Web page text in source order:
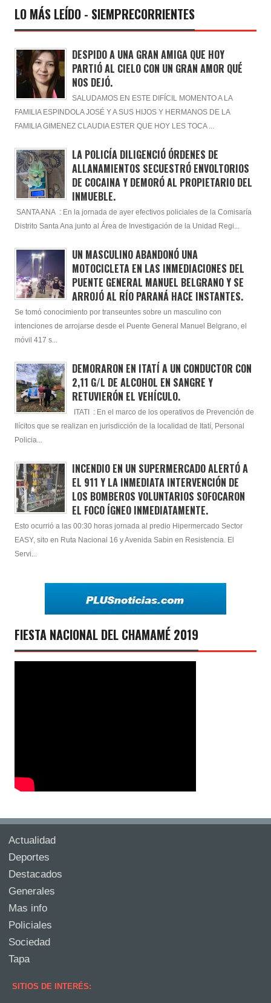
LO MÁS LEÍDO - SIEMPRECORRIENTES
DESPIDO A UNA GRAN AMIGA QUE HOY
PARTIÓ AL CIELO CON UN GRAN AMOR QUÉ
NOS DEJÓ.
SALUDAMOS EN ESTE DIFÍCIL MOMENTO A LA
FAMILIA ESPINDOLA JOSÉ Y A SUS HIJOS Y HERMANOS DE LA
FAMILIA GIMENEZ CLAUDIA ESTER QUE HOY LES TOCA ...
LA POLICÍA DILIGENCIÓ ÓRDENES DE
ALLANAMIENTOS SECUESTRÓ ENVOLTORIOS
DE COCAINA Y DEMORÓ AL PROPIETARIO DEL
INMUEBLE.
SANTA ANA : En la jornada de ayer efectivos policiales de la Comisaría
Distrito Santa Ana junto al Área de Investigación de la Unidad Regi...
UN MASCULINO ABANDONÓ UNA
MOTOCICLETA EN LAS INMEDIACIONES DEL
PUENTE GENERAL MANUEL BELGRANO Y SE
ARROJÓ AL RÍO PARANÁ HACE INSTANTES.
Se tomó conocimiento por transeuntes sobre un masculino con
intenciones de arrojarse desde el Puente General Manuel Belgrano, el
móvil 417 s...
DEMORARON EN ITATÍ A UN CONDUCTOR CON
2,11 G/L DE ALCOHOL EN SANGRE Y
RETUVIERÓN EL VEHÍCULO.
ITATI : En el marco de los operativos de Prevención de
Ilícitos que se realizan en jurisdicción de la localidad de Itatí, Personal
Policia...
INCENDIO EN UN SUPERMERCADO ALERTÓ A
EL 911 Y LA INMEDIATA INTERVENCIÓN DE
LOS BOMBEROS VOLUNTARIOS SOFOCARON
EL FOCO ÍGNEO INMEDIATAMENTE.
Esto ocurrió a las 00:30 horas jornada al predio Hipermercado Sector
EASY, sito en Ruta Nacional 16 y Avenida Sabin en Resistencia. El
Servi...
FIESTA NACIONAL DEL CHAMAMÉ 2019
Actualidad
Deportes
Destacados
Generales
Mas info
Policiales
Sociedad
Tapa
SITIOS DE INTERÉS: